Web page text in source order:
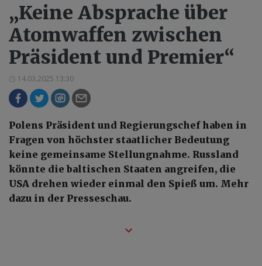
„Keine Absprache über
Atomwaffen zwischen
Präsident und Premier“
14.03.2025 13:30
Polens Präsident und Regierungschef haben in
Fragen von höchster staatlicher Bedeutung
keine gemeinsame Stellungnahme. Russland
könnte die baltischen Staaten angreifen, die
USA drehen wieder einmal den Spieß um. Mehr
dazu in der Presseschau.